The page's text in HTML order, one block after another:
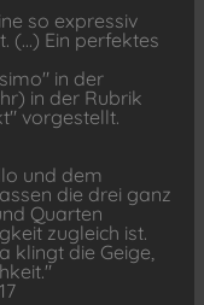
so expressiv
(...) Ein perfektes
in der
in der Rubrik
vorgestellt.
und dem
die drei ganz
Quarten
zugleich ist.
klingt die Geige,